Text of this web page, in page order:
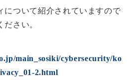
について紹介されていますので
さい。
main_sosiki/cybersecurity/ko
2.html